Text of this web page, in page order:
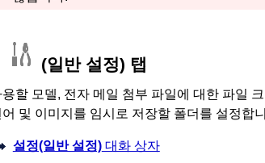
(일반 설정) 탭
용할 모델, 전자 메일 첨부 파일에 대한 파일
어 및 이미지를 임시로 저장할 폴더를 설정합
설정(일반 설정)대화 상자